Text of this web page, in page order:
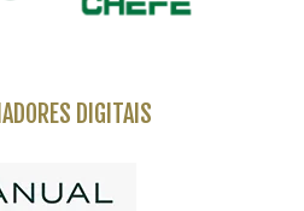
DIGITAIS